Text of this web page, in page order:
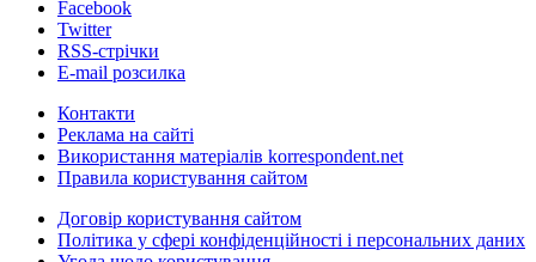
Facebook
Twitter
RSS-стрічки
E-mail розсилка
Контакти
Реклама на сайті
Використання матеріалів korrespondent.net
Правила користування сайтом
Договір користування сайтом
Політика у сфері конфіденційності і персональних даних